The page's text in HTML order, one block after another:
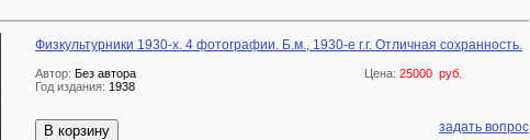
Физкультурники 1930-х. 4 фотографии. Б.м., 1930-е г.г. Отличная сохранность.
Цена: 25000 руб.
Автор: Без автора
Год издания: 1938
В корзину задать вопрос